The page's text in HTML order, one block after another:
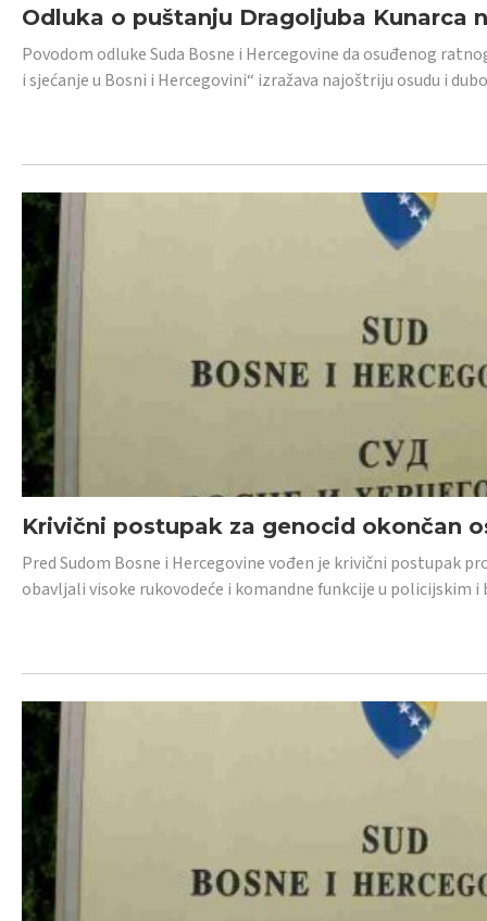
Odluka o puštanju Dragoljuba Kunarca
Povodom odluke Suda Bosne i Hercegovine da osuđenog
i sjećanje u Bosni i Hercegovini“ izražava najoštriju osudu i
Krivični postupak za genocid okončan
Pred Sudom Bosne i Hercegovine vođen je krivični postupak
obavljali visoke rukovodeće i komandne funkcije u policijskim